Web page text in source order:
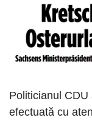
Politicianul
efectuată cu